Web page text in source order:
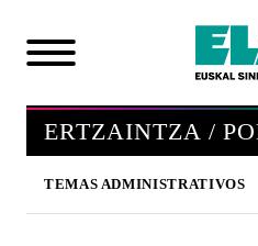
ERTZAINTZA /
TEMAS ADMINISTRATIVOS